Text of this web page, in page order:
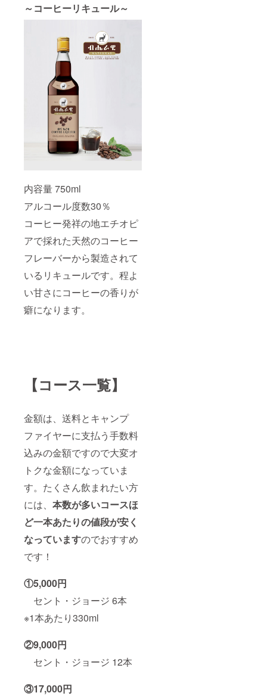
～コーヒーリキュール～
内容量 750ml
アルコール度数30％
コーヒー発祥の地エチオピ
アで採れた天然のコーヒー
フレーバーから製造されて
いるリキュールです。程よ
い甘さにコーヒーの香りが
癖になります。
【コース一覧】
金額は、送料とキャンプ
ファイヤーに支払う手数料
込みの金額ですので大変オ
トクな金額になっていま
す。たくさん飲まれたい方
には、 本数が多いコースほ
ど一本あたりの値段が安く
なっていますのでおすすめ
です！
①5,000円
セント・ジョージ 6本
※1本あたり330ml
②9,000円
セント・ジョージ 12本
③17,000円